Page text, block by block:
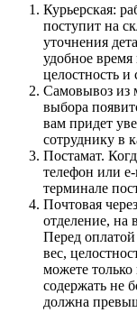
Курьерская:
поступит на
уточнения
удобное
целостность и
Самовывоз из
выбора
вам придет
сотруднику в
Постамат.
телефон или
терминале
Почтовая
отделение, на
Перед
вес,
можете
содержать не
должна